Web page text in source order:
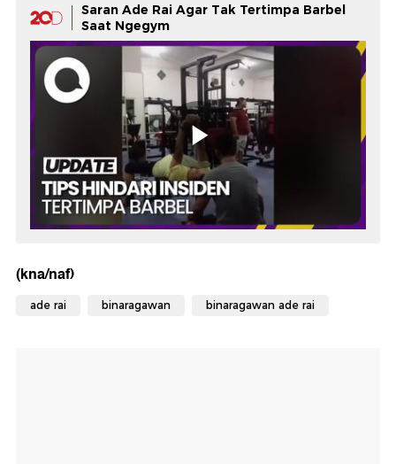
Saran Ade Rai Agar Tak Tertimpa Barbel
Saat Ngegym
(kna/naf)
ade rai binaragawan binaragawan ade rai